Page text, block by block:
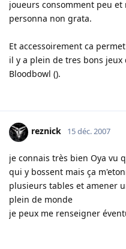
joueurs consomment peu
personna non grata.
Et accessoirement ca
il y a plein de tres bons
Bloodbowl ().
reznick 15 déc. 2007
je connais très bien Oya vu
qui y bossent mais ça
plusieurs tables et amener
plein de monde
je peux me renseigner